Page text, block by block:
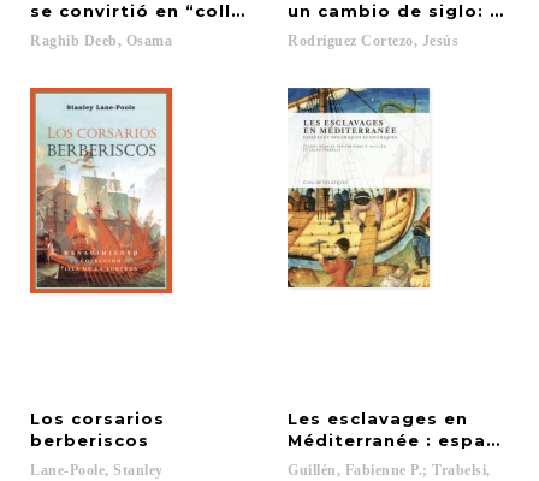
se convirtió en “collar de salvación” !!!
Raghib Deeb, Osama
un cambio de siglo:
Rodríguez Cortezo, Jesús
Los corsarios
berberiscos
Lane-Poole, Stanley
Les esclavages en
Méditerranée : espaces
Guillén, Fabienne P.; Trabelsi,